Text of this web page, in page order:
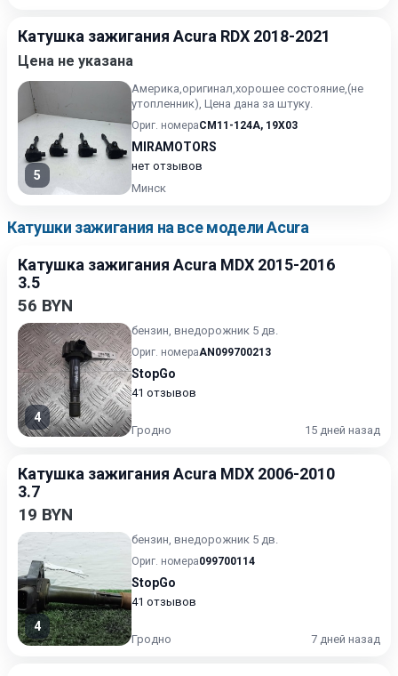
Катушка зажигания Acura RDX 2018-2021
Цена не указана
5
Америка,оригинал,хорошее состояние,(не
утопленник), Цена дана за штуку.
Ориг. номераCM11-124A, 19X03
MIRAMOTORS
нет отзывов
Минск
Катушки зажигания на все модели Acura
Катушка зажигания Acura MDX 2015-2016
3.5
56 BYN
4
бензин, внедорожник 5 дв.
Ориг. номераAN099700213
StopGo
41 отзывов
Гродно 15 дней назад
Катушка зажигания Acura MDX 2006-2010
3.7
19 BYN
4
бензин, внедорожник 5 дв.
Ориг. номера099700114
StopGo
41 отзывов
Гродно 7 дней назад